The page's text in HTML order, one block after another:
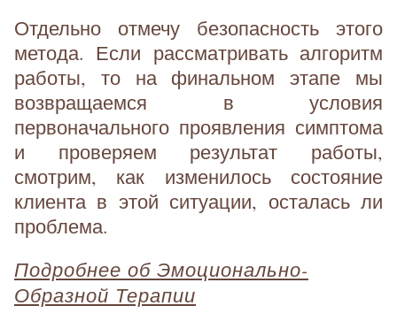
Отдельно отмечу безопасность этого
метода. Если рассматривать алгоритм
работы, то на финальном этапе мы
возвращаемся в условия
первоначального проявления симптома
и проверяем результат работы,
смотрим, как изменилось состояние
клиента в этой ситуации, осталась ли
проблема.
Подробнее об Эмоционально-
Образной Терапии